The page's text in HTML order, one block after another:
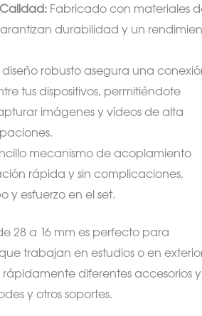
Fabricado con materiales
durabilidad y un
diseño robusto asegura una
tus dispositivos, permitiéndote
imágenes y vídeos de alta
mecanismo de acoplamiento
rápida y sin complicaciones,
y esfuerzo en el set.
28 a 16 mm es perfecto para
trabajan en estudios o en
diferentes accesorios y
y otros soportes.